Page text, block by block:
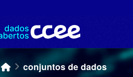
conjuntos de dados